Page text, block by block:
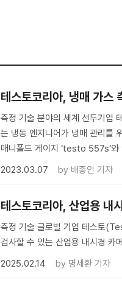
테스토코리아, 냉매 가스
측정 기술 분야의 세계 선두기
는 냉동 엔지니어가 냉매 관리를
매니폴드 게이지 ‘testo 557s’
2023.03.07
by 배종인 기자
테스토코리아, 산업용
측정 기술 글로벌 기업 테스토
검사할 수 있는 산업용 내시경 카
2025.02.14
by 명세환 기자